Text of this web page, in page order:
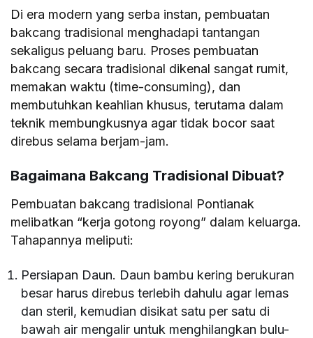
Di era modern yang serba instan, pembuatan
bakcang tradisional menghadapi tantangan
sekaligus peluang baru. Proses pembuatan
bakcang secara tradisional dikenal sangat rumit,
memakan waktu (time-consuming), dan
membutuhkan keahlian khusus, terutama dalam
teknik membungkusnya agar tidak bocor saat
direbus selama berjam-jam.
Bagaimana Bakcang Tradisional Dibuat?
Pembuatan bakcang tradisional Pontianak
melibatkan “kerja gotong royong” dalam keluarga.
Tahapannya meliputi:
Persiapan Daun. Daun bambu kering berukuran
besar harus direbus terlebih dahulu agar lemas
dan steril, kemudian disikat satu per satu di
bawah air mengalir untuk menghilangkan bulu-